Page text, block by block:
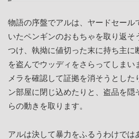
物語の序盤でアルは、ヤードセール
いたペンギンのおもちゃを取り返そ
つけ、執拗に値切った末に持ち主に
を盗んでウッディをさらってしまい
メラを確認して証拠を消そうとした
ン部屋に閉じ込めたりと、盗品を隠
らの動きを取ります。
アルは決して暴力をふるうわけでは